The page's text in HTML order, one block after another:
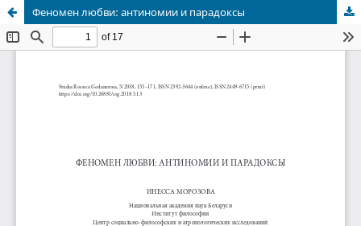
Феномен любви: антиномии и парадоксы